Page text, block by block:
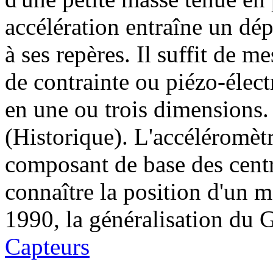
accélération entraîne un
à ses repères. Il suffit de
de contrainte ou piézo-
en une ou trois dimensions.
(Historique).
composant de base des
connaître la position d'un
1990, la généralisation du
Capteurs